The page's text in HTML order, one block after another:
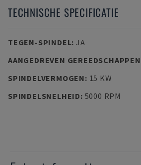
TECHNISCHE SPECIFICATIE
TEGEN-SPINDEL: JA
AANGEDREVEN GEREEDSCHAPPEN
SPINDELVERMOGEN: 15 KW
SPINDELSNELHEID: 5000 RPM